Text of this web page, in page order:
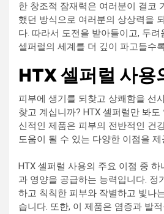
한 창조적 잠재력은 여러분이 결코
했던 방식으로 여러분의 상상력을
다. 따라서 도전을 받아들이고, 두려
셀퍼럴의 세계를 더 깊이 파고들수
HTX 셀퍼럴 사용
피부에 생기를 되찾고 상쾌함을 선
찾고 계십니까? HTX 셀퍼럴만 봐도
신적인 제품은 피부의 전반적인 건
도움이 될 수 있는 다양한 이점을 제
HTX 셀퍼럴 사용의 주요 이점 중
과 영양을 공급하는 능력입니다. 정
하고 칙칙한 피부와 작별하고 빛나
습니다. 또한, 이 제품은 염증과 발